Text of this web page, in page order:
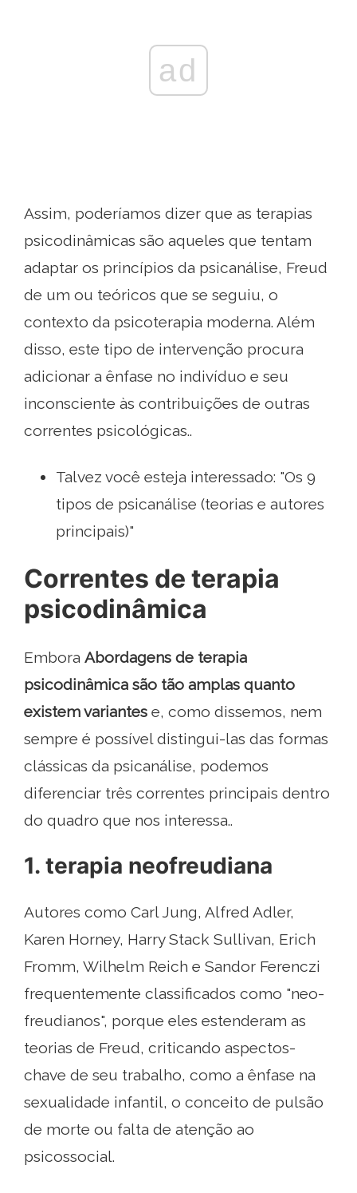
ad
Assim, poderíamos dizer que as terapias
psicodinâmicas são aqueles que tentam
adaptar os princípios da psicanálise, Freud
de um ou teóricos que se seguiu, o
contexto da psicoterapia moderna. Além
disso, este tipo de intervenção procura
adicionar a ênfase no indivíduo e seu
inconsciente às contribuições de outras
correntes psicológicas..
Talvez você esteja interessado: "Os 9
tipos de psicanálise (teorias e autores
principais)"
Correntes de terapia
psicodinâmica
Embora Abordagens de terapia
psicodinâmica são tão amplas quanto
existem variantes e, como dissemos, nem
sempre é possível distingui-las das formas
clássicas da psicanálise, podemos
diferenciar três correntes principais dentro
do quadro que nos interessa..
1. terapia neofreudiana
Autores como Carl Jung, Alfred Adler,
Karen Horney, Harry Stack Sullivan, Erich
Fromm, Wilhelm Reich e Sandor Ferenczi
frequentemente classificados como "neo-
freudianos", porque eles estenderam as
teorias de Freud, criticando aspectos-
chave de seu trabalho, como a ênfase na
sexualidade infantil, o conceito de pulsão
de morte ou falta de atenção ao
psicossocial.